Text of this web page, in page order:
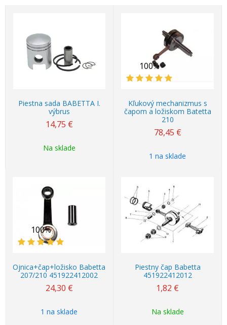
Piestna sada BABETTA I.
výbrus
14,75 €
Na sklade
100%
Kľukový mechanizmus s
čapom a ložiskom Batetta
210
78,45 €
1 na sklade
100%
Ojnica+čap+ložisko Babetta
207/210 451922412002
24,30 €
1 na sklade
Piestny čap Babetta
451922412012
1,82 €
Na sklade